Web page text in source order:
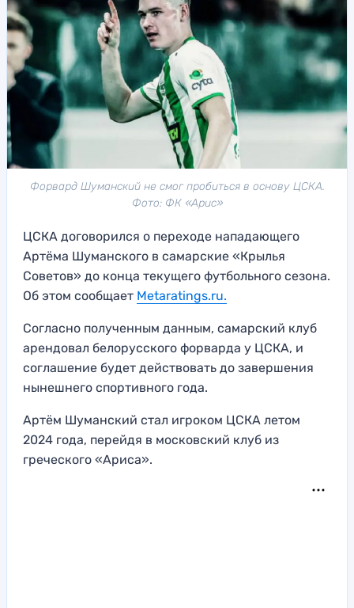
Форвард Шуманский не смог пробиться в основу ЦСКА.
Фото: ФК «Арис»
ЦСКА договорился о переходе нападающего
Артёма Шуманского в самарские «Крылья
Советов» до конца текущего футбольного сезона.
Об этом сообщает Metaratings.ru.
Согласно полученным данным, самарский клуб
арендовал белорусского форварда у ЦСКА, и
соглашение будет действовать до завершения
нынешнего спортивного года.
Артём Шуманский стал игроком ЦСКА летом
2024 года, перейдя в московский клуб из
греческого «Ариса».